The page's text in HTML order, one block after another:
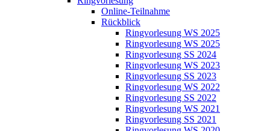
Online-Teilnahme
Rückblick
Ringvorlesung WS 2025
Ringvorlesung WS 2025
Ringvorlesung SS 2024
Ringvorlesung WS 2023
Ringvorlesung SS 2023
Ringvorlesung WS 2022
Ringvorlesung SS 2022
Ringvorlesung WS 2021
Ringvorlesung SS 2021